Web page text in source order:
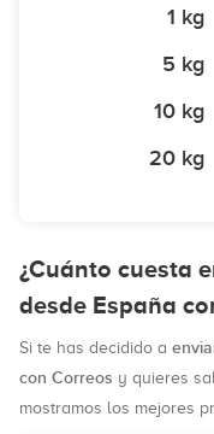
1 kg
5 kg
10 kg
20 kg
¿Cuánto cuesta
desde España
Si te has decidido a
con Correos y quieres
mostramos los mejores